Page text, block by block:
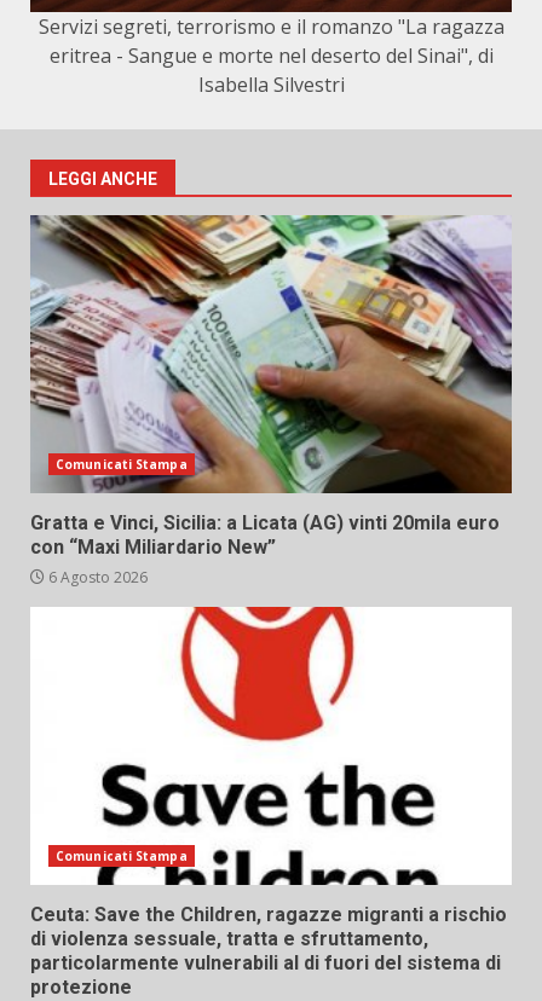
Servizi segreti, terrorismo e il romanzo "La ragazza
eritrea - Sangue e morte nel deserto del Sinai", di
Isabella Silvestri
LEGGI ANCHE
Comunicati Stampa
Gratta e Vinci, Sicilia: a Licata (AG) vinti 20mila euro
con “Maxi Miliardario New”
6 Agosto 2026
Comunicati Stampa
Ceuta: Save the Children, ragazze migranti a rischio
di violenza sessuale, tratta e sfruttamento,
particolarmente vulnerabili al di fuori del sistema di
protezione